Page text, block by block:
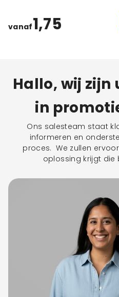
vanaf1,75
Hallo, wij zijn
in
Ons salesteam staat
informeren en
proces. We zullen
oplossing krijgt die